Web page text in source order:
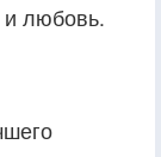
и любовь.